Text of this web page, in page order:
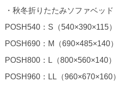
・秋冬折りたたみソファベッド
POSH540：S（540×390×115）
POSH690：M（690×485×140）
POSH800：L（800×560×140）
POSH960：LL（960×670×160）